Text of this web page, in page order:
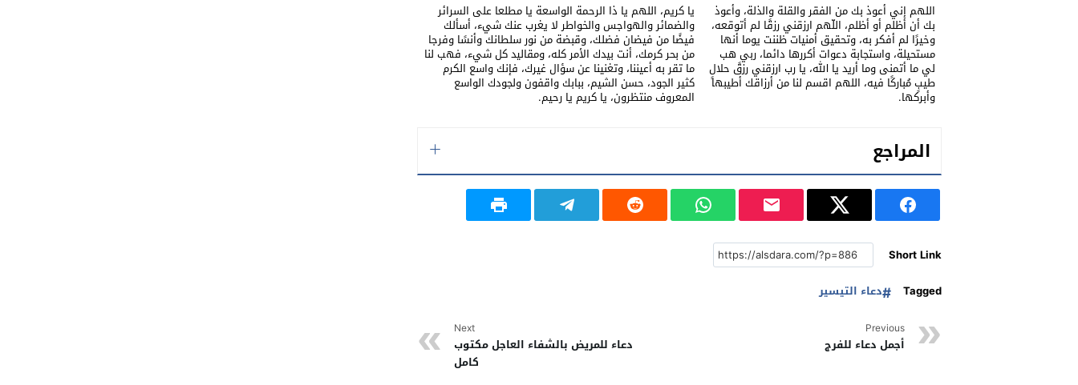
اللهم إني أعوذ بك من الفقر والقلة والذلة، وأعوذ
بك أن أظلم أو أظلم، اللّهم ارزقني رزقًا لم أتوقعه،
وخيرًا لم أفكر به، وتحقيق أمنيات ظننت يوما أنها
مستحيلة، واستجابة دعوات أكررها دائما، ربي هب
لي ما أتمنى وما أريد يا الله، ‏يا رب ارزقني رزقً حلالٍ
طيبٍ مُباركًا فيه، ‏اللهم اقسم لنا من أرزاقك أطيبها
وأبركها.
يا كريم، اللهم يا ذا الرحمة الواسعة يا مطلعا على السرائر
والضمائر والهواجس والخواطر لا يغرب عنك شيء، أسألك
فيضًا من فيضان فضلك، وقبضة من نور سلطانك وأنسًا وفرجا
من بحر كرمك، أنت بيدك الأمر كله، ومقاليد كل شيء، فهب لنا
ما تقر به أعيننا، وتغنينا عن سؤال غيرك، فإنك واسع الكرم
كثير الجود، حسن الشيم، ببابك واقفون ولجودك الواسع
المعروف منتظرون، يا كريم يا رحيم.
المراجع
Short Link
Tagged
دعاء التيسير
Previous
أجمل دعاء للفرج
Next
دعاء للمريض بالشفاء العاجل مكتوب
كامل